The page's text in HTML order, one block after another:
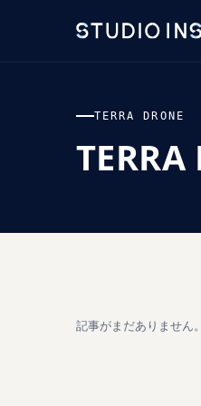
TERRA DRONE
TERRA
記事がまだありません。